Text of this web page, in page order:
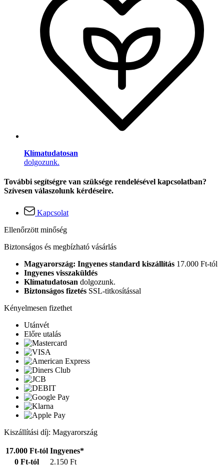
Klímatudatosan
dolgozunk.
További segítségre van szüksége rendelésével kapcsolatban?
Szívesen válaszolunk kérdéseire.
Kapcsolat
Ellenőrzött minőség
Biztonságos és megbízható vásárlás
Magyarország: Ingyenes standard kiszállítás 17.000 Ft-tól
Ingyenes visszaküldés
Klímatudatosan dolgozunk.
Biztonságos fizetés SSL-titkosítással
Kényelmesen fizethet
Utánvét
Előre utalás
Kiszállítási díj: Magyarország
17.000 Ft-tól Ingyenes*
0 Ft-tól
2.150 Ft